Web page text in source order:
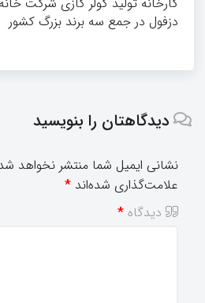
دزفول در جمع سه برند بزرگ کشور
دیدگاهتان را بنویسید
نشانی ایمیل شما منتشر نخواهد
علامت‌گذاری شده‌اند *
دیدگاه *